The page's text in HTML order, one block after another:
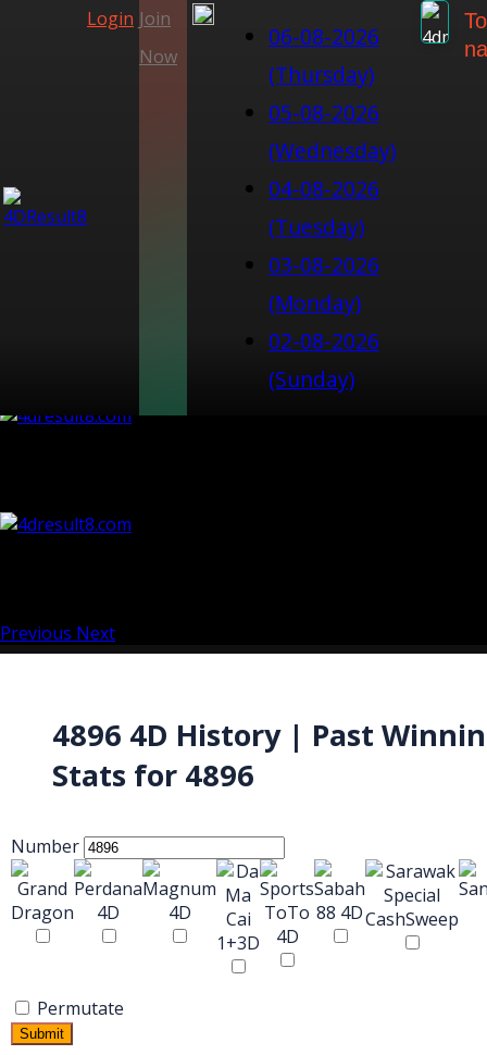
Login Join
Now
06-08-2026
(Thursday)
05-08-2026
(Wednesday)
04-08-2026
(Tuesday)
03-08-2026
(Monday)
02-08-2026
(Sunday)
Previous Next
4896 4D History | Past
Stats for 4896
Number
Permutate
Submit